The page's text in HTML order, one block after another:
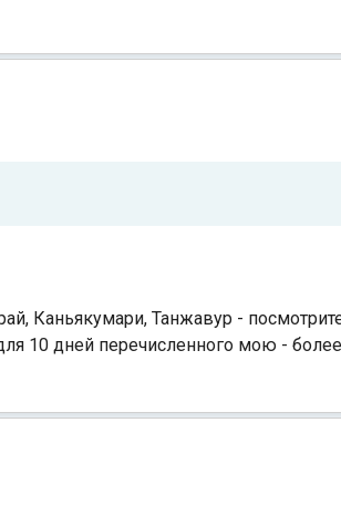
Каньякумари, Танжавур -
10 дней перечисленного мою -